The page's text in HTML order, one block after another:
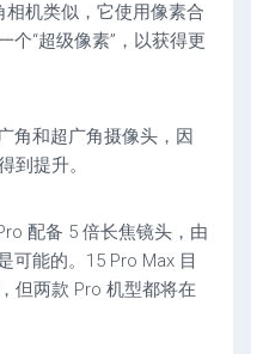
机类似，它使用像素合
个“超级像素”，以获得更
角和超广角摄像头，因
到提升。
配备 5 倍长焦镜头，由
可能的。15 Pro Max 目
但两款 Pro 机型都将在